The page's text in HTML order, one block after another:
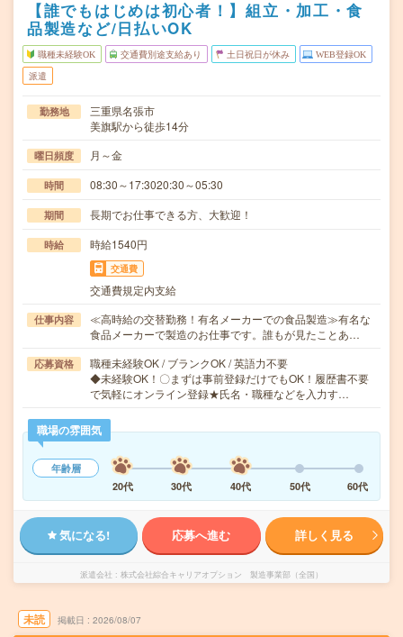
【誰でもはじめは初心者！】組立・加工・食
品製造など/日払いOK
職種未経験OK 交通費別途支給あり 土日祝日が休み WEB登録OK
派遣
勤務地
三重県名張市
美旗駅から徒歩14分
曜日頻度 月～金
時間 08:30～17:3020:30～05:30
期間 長期でお仕事できる方、大歓迎！
時給 時給1540円
交通費
交通費規定内支給
仕事内容
≪高時給の交替勤務！有名メーカーでの食品製造≫有名な
食品メーカーで製造のお仕事です。誰もが見たことあ…
応募資格
職種未経験OK / ブランクOK / 英語力不要
◆未経験OK！〇まずは事前登録だけでもOK！履歴書不要
で気軽にオンライン登録★氏名・職種などを入力す…
職場の雰囲気
年齢層
20代
30代 40代 50代 60代
気になる! 応募へ進む 詳しく見る
派遣会社 株式会社綜合キャリアオプション 製造事業部（全国）
未読 掲載日 2026/08/07